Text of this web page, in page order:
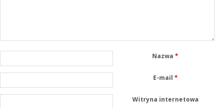
Nazwa*
E-mail *
Witryna internetowa